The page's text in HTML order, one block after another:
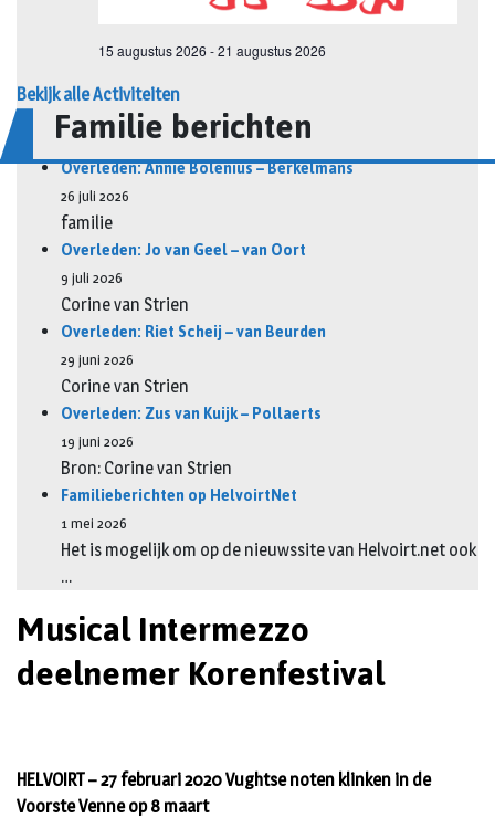
Bekijk alle Activiteiten
Familie berichten
Overleden: Annie Bolenius – Berkelmans
26 juli 2026
familie
Overleden: Jo van Geel – van Oort
9 juli 2026
Corine van Strien
Overleden: Riet Scheij – van Beurden
29 juni 2026
Corine van Strien
Overleden: Zus van Kuijk – Pollaerts
19 juni 2026
Bron: Corine van Strien
Familieberichten op HelvoirtNet
1 mei 2026
Het is mogelijk om op de nieuwssite van Helvoirt.net ook
…
Musical Intermezzo
deelnemer Korenfestival
HELVOIRT – 27 februari 2020 Vughtse noten klinken in de
Voorste Venne op 8 maart